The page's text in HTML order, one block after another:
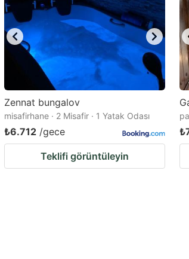
Zennat bungalov
misafirhane · 2 Misafir · 1 Yatak Odası
₺6.712 /gece
Teklifi görüntüleyin